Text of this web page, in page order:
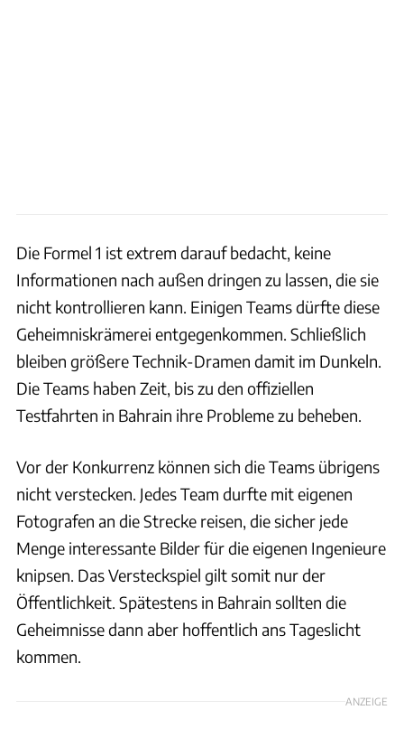
Die Formel 1 ist extrem darauf bedacht, keine
Informationen nach außen dringen zu lassen, die sie
nicht kontrollieren kann. Einigen Teams dürfte diese
Geheimniskrämerei entgegenkommen. Schließlich
bleiben größere Technik-Dramen damit im Dunkeln.
Die Teams haben Zeit, bis zu den offiziellen
Testfahrten in Bahrain ihre Probleme zu beheben.
Vor der Konkurrenz können sich die Teams übrigens
nicht verstecken. Jedes Team durfte mit eigenen
Fotografen an die Strecke reisen, die sicher jede
Menge interessante Bilder für die eigenen Ingenieure
knipsen. Das Versteckspiel gilt somit nur der
Öffentlichkeit. Spätestens in Bahrain sollten die
Geheimnisse dann aber hoffentlich ans Tageslicht
kommen.
ANZEIGE